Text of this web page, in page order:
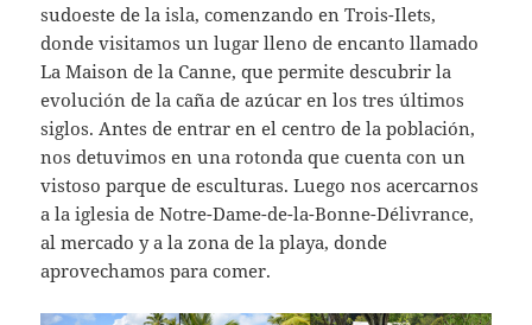
sudoeste de la isla, comenzando en Trois-Ilets,
donde visitamos un lugar lleno de encanto llamado
La Maison de la Canne, que permite descubrir la
evolución de la caña de azúcar en los tres últimos
siglos. Antes de entrar en el centro de la población,
nos detuvimos en una rotonda que cuenta con un
vistoso parque de esculturas. Luego nos acercarnos
a la iglesia de Notre-Dame-de-la-Bonne-Délivrance,
al mercado y a la zona de la playa, donde
aprovechamos para comer.